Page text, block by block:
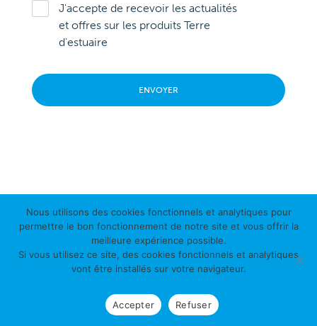
J'accepte de recevoir les actualités
et offres sur les produits Terre
d'estuaire
ESPACE PRESSE
© 2026 - Terre d’estuaire - Tous droits réservés
Nous utilisons des cookies fonctionnels et analytiques pour
permettre le bon fonctionnement de notre site et vous offrir la
meilleure expérience possible.
Si vous utilisez ce site, des cookies fonctionnels et analytiques
vont être installés sur votre navigateur.
Accepter Refuser